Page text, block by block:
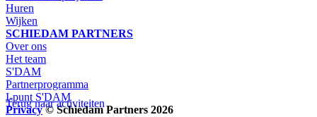
Terug naar activiteiten
Huren
Wijken
SCHIEDAM PARTNERS
Over ons
Het team
S'DAM
Partnerprogramma
I-punt S'DAM
Privacy © Schiedam Partners 2026